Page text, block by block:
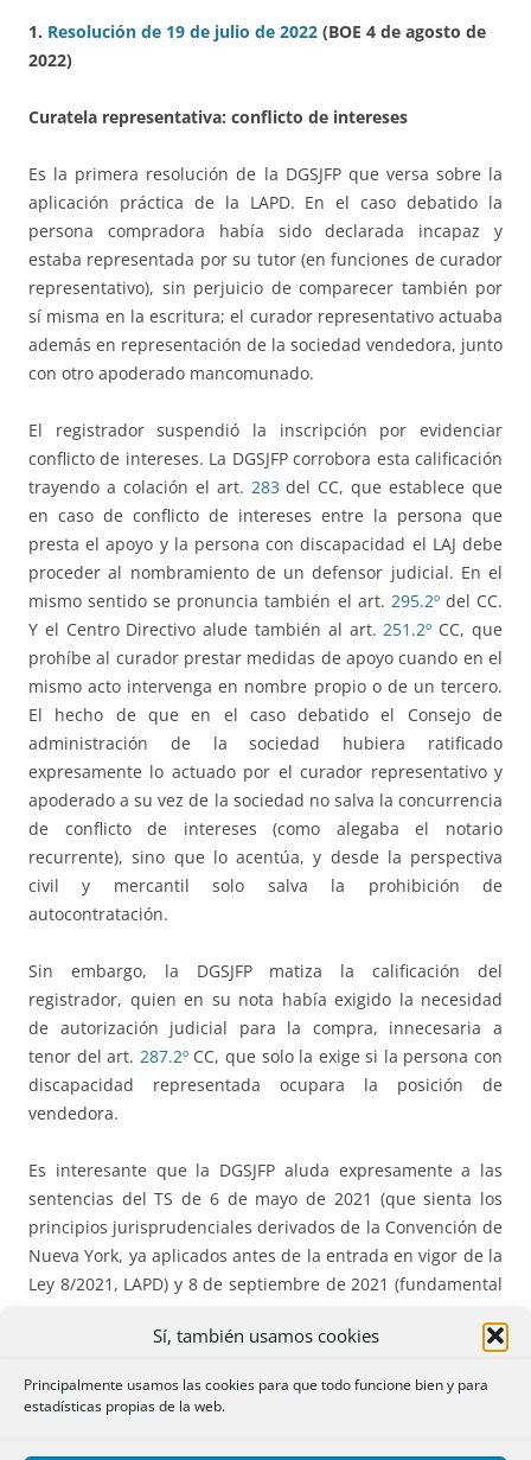
Sí, también usamos cookies
Principalmente usamos las cookies para que todo funcione bien y para
estadísticas propias de la web.
1. Resolución de 19 de julio de 2022 (BOE 4 de agosto de
2022)
Curatela representativa: conflicto de intereses
Es la primera resolución de la DGSJFP que versa sobre la
aplicación práctica de la LAPD. En el caso debatido la
persona compradora había sido declarada incapaz y
estaba representada por su tutor (en funciones de curador
representativo), sin perjuicio de comparecer también por
sí misma en la escritura; el curador representativo actuaba
además en representación de la sociedad vendedora, junto
con otro apoderado mancomunado.
El registrador suspendió la inscripción por evidenciar
conflicto de intereses. La DGSJFP corrobora esta calificación
trayendo a colación el art. 283 del CC, que establece que
en caso de conflicto de intereses entre la persona que
presta el apoyo y la persona con discapacidad el LAJ debe
proceder al nombramiento de un defensor judicial. En el
mismo sentido se pronuncia también el art. 295.2ºdel CC.
Y el Centro Directivo alude también al art.251.2º CC, que
prohíbe al curador prestar medidas de apoyo cuando en el
mismo acto intervenga en nombre propio o de un tercero.
El hecho de que en el caso debatido el Consejo de
administración de la sociedad hubiera ratificado
expresamente lo actuado por el curador representativo y
apoderado a su vez de la sociedad no salva la concurrencia
de conflicto de intereses (como alegaba el notario
recurrente), sino que lo acentúa, y desde la perspectiva
civil y mercantil solo salva la prohibición de
autocontratación.
Sin embargo, la DGSJFP matiza la calificación del
registrador, quien en su nota había exigido la necesidad
de autorización judicial para la compra, innecesaria a
tenor del art. 287.2ºCC, que solo la exige si la persona con
discapacidad representada ocupara la posición de
vendedora.
Es interesante que la DGSJFP aluda expresamente a las
sentencias del TS de 6 de mayo de 2021 (que sienta los
principios jurisprudenciales derivados de la Convención de
Nueva York, ya aplicados antes de la entrada en vigor de la
Ley 8/2021, LAPD) y 8 de septiembre de 2021 (fundamental
Destacamos la apreciación de la DGSJFP sobre la existencia
en el caso debatido: